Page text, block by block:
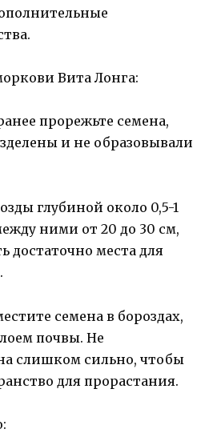
Вита Лонга:
прорежьте семена,
и не образовывали
глубиной около 0,5-1
ними от 20 до 30 см,
достаточно места для
семена в бороздах,
почвы. Не
слишком сильно, чтобы
для прорастания.